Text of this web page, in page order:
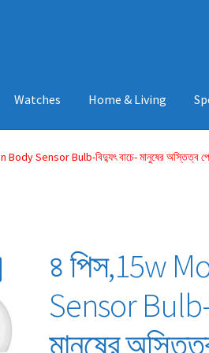
Watches Home & Living
Sensor Bulb-বিদ্যুৎ বাচে- মানুষের অস্তিত্ব
৪ পিস,15w
Sensor Bulb-
মানুষের